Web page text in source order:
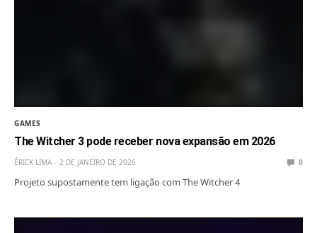
GAMES
The Witcher 3 pode receber nova expansão em 2026
ÉRICK LIMA 2 DE JANEIRO DE 2026 0
Projeto supostamente tem ligação com The Witcher 4